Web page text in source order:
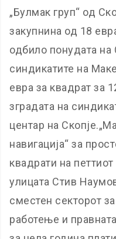
„Булмак груп“ од
закупнина од 18
одбило понудата на
синдикатите на
евра за квадрат за
зградата на
центар на
навигација“ за
квадрати на
улицата Стив
сместен секторот
работење и